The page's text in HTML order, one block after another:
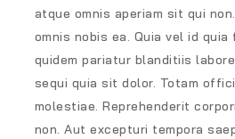
atque omnis aperiam sit qui
omnis nobis ea. Quia vel id
quidem pariatur blanditiis
sequi quia sit dolor. Totam
molestiae. Reprehenderit
non. Aut excepturi tempora